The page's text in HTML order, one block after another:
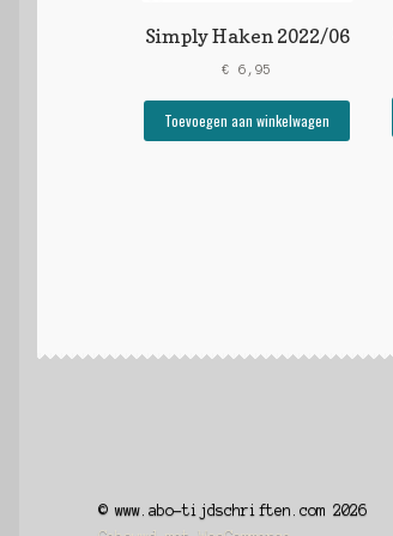
Simply Haken 2022/06
€ 6,95
Toevoegen aan winkelwagen
© www.abo-tijdschriften.com 2026